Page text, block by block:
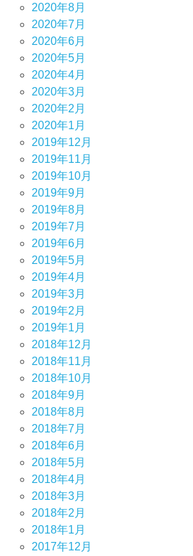
2020年8月
2020年7月
2020年6月
2020年5月
2020年4月
2020年3月
2020年2月
2020年1月
2019年12月
2019年11月
2019年10月
2019年9月
2019年8月
2019年7月
2019年6月
2019年5月
2019年4月
2019年3月
2019年2月
2019年1月
2018年12月
2018年11月
2018年10月
2018年9月
2018年8月
2018年7月
2018年6月
2018年5月
2018年4月
2018年3月
2018年2月
2018年1月
2017年12月